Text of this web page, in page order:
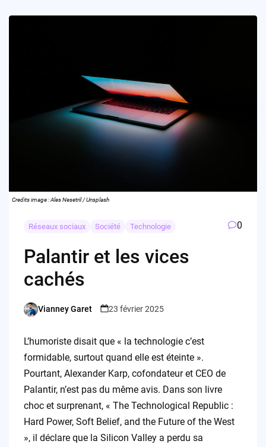
Credits image : Ales Nesetril / Unsplash
Réseaux sociaux Société Technologie 0
Palantir et les vices
cachés
Posted
Vianney Garet 23 février 2025
L’humoriste disait que « la technologie c’est
formidable, surtout quand elle est éteinte ».
Pourtant, Alexander Karp, cofondateur et CEO de
Palantir, n’est pas du même avis. Dans son livre
choc et surprenant, « The Technological Republic :
Hard Power, Soft Belief, and the Future of the West
», il déclare que la Silicon Valley a perdu sa